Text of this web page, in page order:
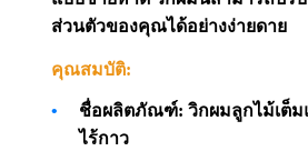
ส่วนตัวของคุณได้อย่างง่ายดาย
คุณสมบัติ:
ชื่อผลิตภัณฑ์: วิกผมลูกไม้เต็
ไร้กาว